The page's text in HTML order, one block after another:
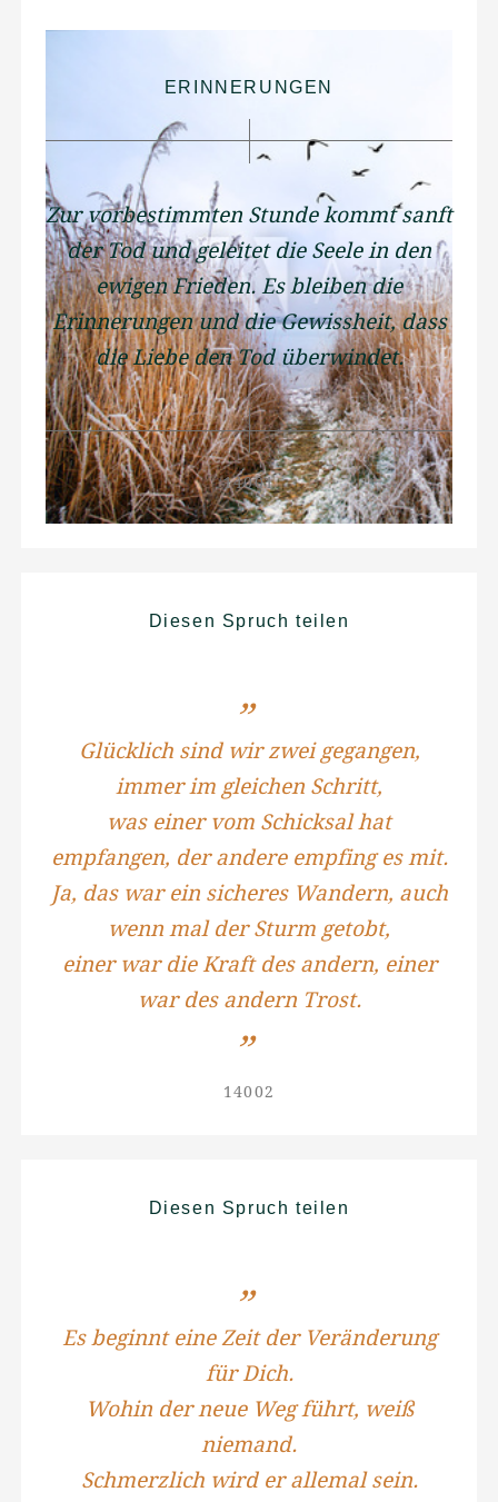
ERINNERUNGEN
Zur vorbestimmten Stunde kommt sanft
der Tod und geleitet die Seele in den
ewigen Frieden. Es bleiben die
Erinnerungen und die Gewissheit, dass
die Liebe den Tod überwindet.
14001
Diesen Spruch teilen
Glücklich sind wir zwei gegangen,
immer im gleichen Schritt,
was einer vom Schicksal hat
empfangen, der andere empfing es mit.
Ja, das war ein sicheres Wandern, auch
wenn mal der Sturm getobt,
einer war die Kraft des andern, einer
war des andern Trost.
14002
Diesen Spruch teilen
Es beginnt eine Zeit der Veränderung
für Dich.
Wohin der neue Weg führt, weiß
niemand.
Schmerzlich wird er allemal sein.